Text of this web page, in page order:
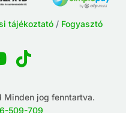
tájékoztató / Fogyasztó
jog fenntartva.
509-709